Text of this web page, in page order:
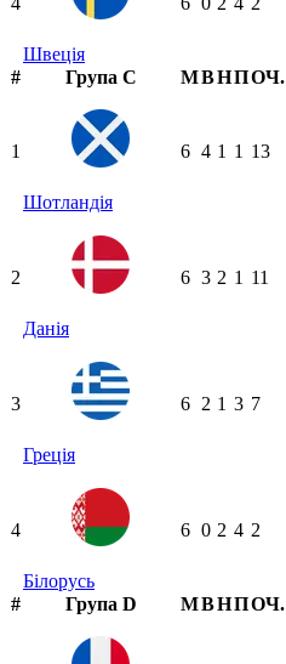
Швеція
# Група C МВНПОЧ.
1
Шотландія
6 4 1 1 13
2
Данія
6 3 2 1 11
3
Греція
6 2 1 3 7
4
Білорусь
6 0 2 4 2
# Група D МВНПОЧ.